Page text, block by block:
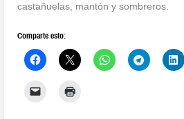
castañuelas, mantón y sombreros.
Comparte esto: